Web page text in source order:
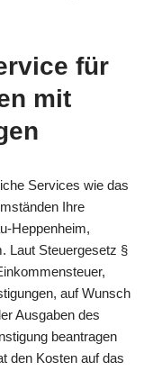
für
mit
Services wie das
Ihre
Heppenheim,
Laut Steuergesetz §
auf Wunsch
Ausgaben des
beantragen
den Kosten auf das